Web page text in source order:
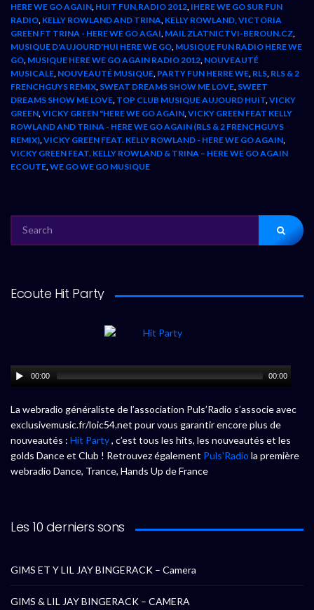
HERE WE GO AGAIN HUIT FUN,RADIO 2012 IHERE WE GO SUR FUN
RADIO KELLY ROWLAND AND TRINA KELLY ROWLAND, VICTORIA
GREEN FT TRINA - HERE WE GO AGAI MAIL ZLATNICTVI-BEROUN.CZ
MUSIQUE D'AUJOURD'HUI HERE WE GO MUSIQUE FUN RADIO HERE WE
GO MUSIQUE HERE WE GO AGAIN RADIO 2012 NOUVEAUTÉ
MUSICALE NOUVEAUTÉ MUSIQUE PARTY FUN HERRE WE RLS RLS & 2
FRENCHGUYS REMIX SWEAT DREAMS SHOW ME LOVE SWEET
DREAMS SHOW ME LOVE TOP CLUB MUSIQUE AUJOURD HUIT VICKY
GREEN VICKY GREEN "HERE WE GO AGAIN VICKY GREEN FEAT KELLY
ROWLAND AND TRINA - HERE WE GO AGAIN (RLS & 2 FRENCHGUYS
REMIX) VICKY GREEN FEAT. KELLY ROWLAND - HERE WE GO AGAIN
VICKY GREEN FEAT. KELLY ROWLAND & TRINA – HERE WE GO AGAIN
ECOUTE WE GO WE GO MUSIQUE
FOR:
Ecoute Hit Party
00:00 00:00
La webradio généraliste de l’association Puls’Radio s’associe avec
exclusivemusic.fr/loic54.net pour vous garantir encore plus de
nouveautés : Hit Party, c’est tous les hits, les nouveautés et les
golds Dance et Club ! Retrouvez également Puls’Radio la première
webradio Dance, Trance, Hands Up de France
Les 10 derniers sons
GIMS ET Y LIL JAY BINGERACK – Camera
GIMS & LIL JAY BINGERACK – CAMERA